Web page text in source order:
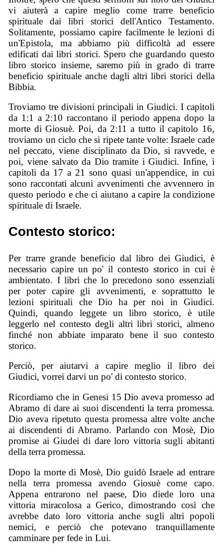
vi aiuterà a capire meglio come trarre beneficio
spirituale dai libri storici dell'Antico Testamento.
Solitamente, possiamo capire facilmente le lezioni di
un'Epistola, ma abbiamo più difficoltà ad essere
edificati dai libri storici. Spero che guardando questo
libro storico insieme, saremo più in grado di trarre
beneficio spirituale anche dagli altri libri storici della
Bibbia.
Troviamo tre divisioni principali in Giudici. I capitoli
da 1:1 a 2:10 raccontano il periodo appena dopo la
morte di Giosuè. Poi, da 2:11 a tutto il capitolo 16,
troviamo un ciclo che si ripete tante volte: Israele cade
nel peccato, viene disciplinato da Dio, si ravvede, e
poi, viene salvato da Dio tramite i Giudici. Infine, i
capitoli da 17 a 21 sono quasi un'appendice, in cui
sono raccontati alcuni avvenimenti che avvennero in
questo periodo e che ci aiutano a capire la condizione
spirituale di Israele.
Contesto storico:
Per trarre grande beneficio dal libro dei Giudici, è
necessario capire un po' il contesto storico in cui è
ambientato. I libri che lo precedono sono essenziali
per poter capire gli avvenimenti, e soprattutto le
lezioni spirituali che Dio ha per noi in Giudici.
Quindi, quando leggete un libro storico, è utile
leggerlo nel contesto degli altri libri storici, almeno
finché non abbiate imparato bene il suo contesto
storico.
Perciò, per aiutarvi a capire meglio il libro dei
Giudici, vorrei darvi un po' di contesto storico.
Ricordiamo che in Genesi 15 Dio aveva promesso ad
Abramo di dare ai suoi discendenti la terra promessa.
Dio aveva ripetuto questa promessa altre volte anche
ai discendenti di Abramo. Parlando con Mosè, Dio
promise ai Giudei di dare loro vittoria sugli abitanti
della terra promessa.
Dopo la morte di Mosè, Dio guidò Israele ad entrare
nella terra promessa avendo Giosuè come capo.
Appena entrarono nel paese, Dio diede loro una
vittoria miracolosa a Gerico, dimostrando così che
avrebbe dato loro vittoria anche sugli altri popoli
nemici, e perciò che potevano tranquillamente
camminare per fede in Lui.